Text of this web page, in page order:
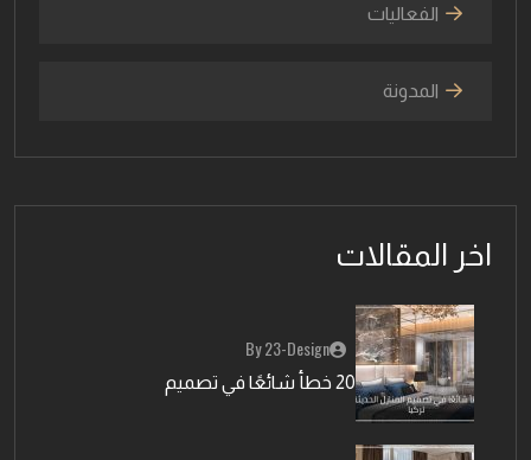
الفعاليات
المدونة
اخر المقالات
By 23-Design
20 خطأ شائعًا في تصميم